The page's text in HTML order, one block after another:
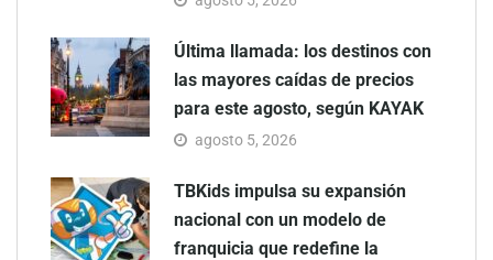
Última llamada: los destinos con
las mayores caídas de precios
para este agosto, según KAYAK
agosto 5, 2026
TBKids impulsa su expansión
nacional con un modelo de
franquicia que redefine la